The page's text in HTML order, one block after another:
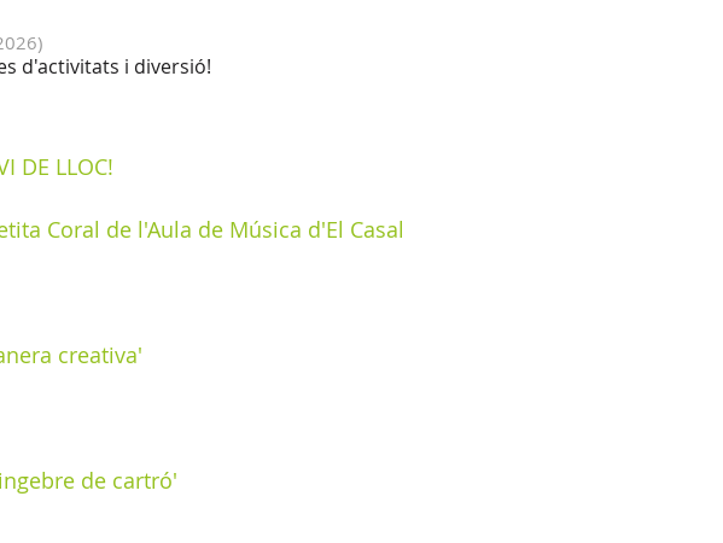
)
d'activitats i diversió!
DE LLOC!
Coral de l'Aula de Música d'El Casal
creativa'
de cartró'